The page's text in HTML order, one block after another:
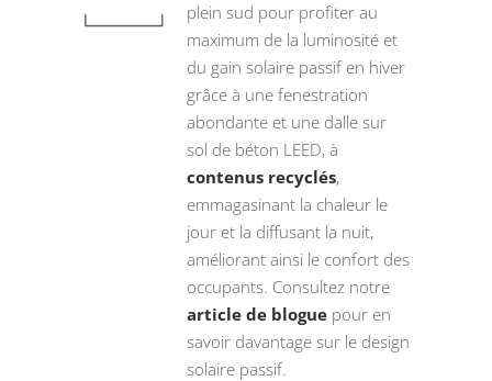
plein sud pour profiter au
maximum de la luminosité et
du gain solaire passif en hiver
grâce à une fenestration
abondante et une dalle sur
sol de béton LEED, à
contenus recyclés,
emmagasinant la chaleur le
jour et la diffusant la nuit,
améliorant ainsi le confort des
occupants. Consultez notre
article de blogue pour en
savoir davantage sur le design
solaire passif.